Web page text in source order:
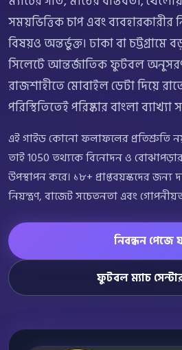
সময়ভিত্তিক চাপ এবং ব্যবহারকারীর
বিষয়ও অন্তর্ভুক্ত। ঢাকা বা চট্টগ্রামে
সিলেটে আন্তর্জাতিক ফুটবল
রাজশাহীতে মোবাইল ডেটা দিয়ে
পরিস্থিতিতেই পরিষ্কার বাংলা
এই গাইড কোনো ফলাফলের প্রতিশ্রুতি
তাই 1050 তথ্যকে বিনোদন ও
উপস্থাপন করে। ১৮+ প্রাপ্তবয়স্কদের জন্য
নিয়ন্ত্রণ, বাজেট সচেতনতা এবং
নিবন্ধন পেজে
ফুটবল ম্যাচ